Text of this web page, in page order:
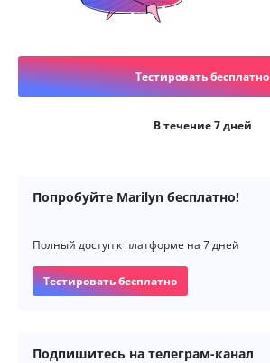
Тестировать бесплатно
В течение 7 дней
Попробуйте Marilyn бесплатно!
Полный доступ к платформе на 7 дней
Тестировать бесплатно
Подпишитесь на телеграм-канал